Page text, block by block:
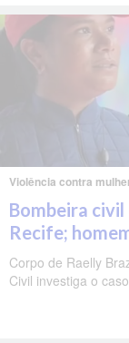
Violência contra
Bombeira
Recife;
Corpo de Raelly
Civil investiga o